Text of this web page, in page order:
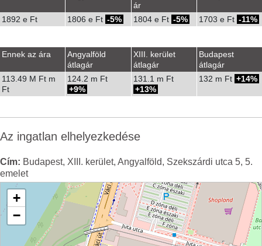
ár
1892 e Ft 1806 e Ft -5% 1804 e Ft -5% 1703 e Ft -11%
Ennek az ára
Angyalföld
átlagár
XIII. kerület
átlagár
Budapest
átlagár
113.49 M Ft m
Ft
124.2 m Ft
9%
131.1 m Ft
13%
132 m Ft 14%
Az ingatlan elhelyezkedése
Cím: Budapest, XIII. kerület, Angyalföld, Szekszárdi utca 5, 5.
emelet
+
−